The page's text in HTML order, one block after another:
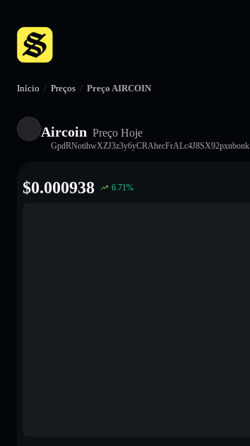
Início / Preços / Preço AIRCOIN
Aircoin Preço Hoje
GpdRNotihwXZJ3z3y6yCRAhecFrALc4J8SX92pxnbonk
$0.000938 6.71%